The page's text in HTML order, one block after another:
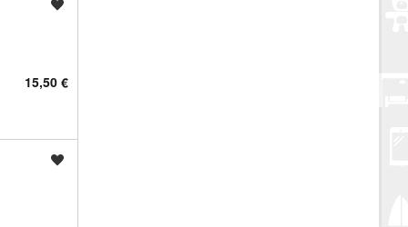
15,50 €